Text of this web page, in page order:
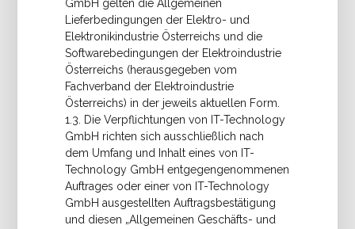
GmbH gelten die Allgemeinen
Lieferbedingungen der Elektro- und
Elektronikindustrie Österreichs und die
Softwarebedingungen der Elektroindustrie
Österreichs (herausgegeben vom
Fachverband der Elektroindustrie
Österreichs) in der jeweils aktuellen Form.
1.3. Die Verpflichtungen von IT-Technology
GmbH richten sich ausschließlich nach
dem Umfang und Inhalt eines von IT-
Technology GmbH entgegengenommenen
Auftrages oder einer von IT-Technology
GmbH ausgestellten Auftragsbestätigung
und diesen „Allgemeinen Geschäfts- und